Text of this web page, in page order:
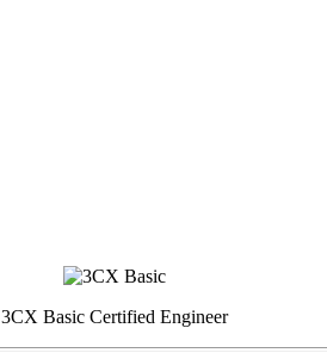
3CX Basic Certified Engineer